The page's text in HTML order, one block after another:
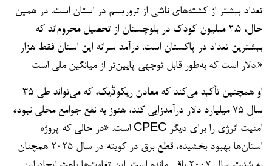
تعداد بیشتر از کشته‌های ناشی از تروریسم در استان است. در همین
حال، ۲.۵ میلیون کودک در بلوچستان از تحصیل محروم‌اند که
بیشترین تعداد در پاکستان است. درآمد سرانه این استان فقط هزار
دلار است که به‌طور قابل توجهی پایین‌تر از میانگین ملی است.»
او همچنین تأکید می‌کند که معادن ریکوڈیک، که می‌تواند طی ۳۵
سال ۷۵ میلیارد دلار درآمدزایی کند، هنوز به نفع جوامع محلی نبوده
است. «در حالی که پروژه CPEC امنیت انرژی را برای دیگر
استان‌ها بهبود بخشیده، قطع برق در کویته در سال ۲۰۲۵ همچنان